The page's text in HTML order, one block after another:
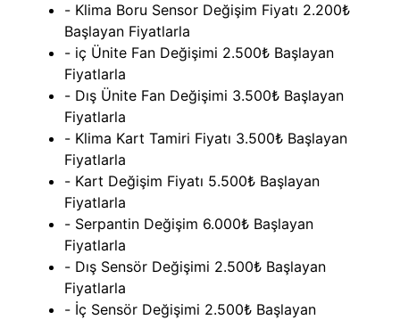
- Klima Boru Sensor Değişim Fiyatı 2.200₺
Başlayan Fiyatlarla
- iç Ünite Fan Değişimi 2.500₺ Başlayan
Fiyatlarla
- Dış Ünite Fan Değişimi 3.500₺ Başlayan
Fiyatlarla
- Klima Kart Tamiri Fiyatı 3.500₺ Başlayan
Fiyatlarla
- Kart Değişim Fiyatı 5.500₺ Başlayan
Fiyatlarla
- Serpantin Değişim 6.000₺ Başlayan
Fiyatlarla
- Dış Sensör Değişimi 2.500₺ Başlayan
Fiyatlarla
- İç Sensör Değişimi 2.500₺ Başlayan